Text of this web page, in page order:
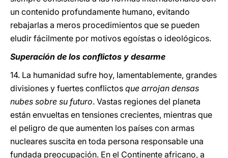
un contenido profundamente humano, evitando
rebajarlas a meros procedimientos que se pueden
eludir fácilmente por motivos egoístas o ideológicos.
Superación de los conflictos y desarme
14. La humanidad sufre hoy, lamentablemente, grandes
divisiones y fuertes conflictos que arrojan densas
nubes sobre su futuro. Vastas regiones del planeta
están envueltas en tensiones crecientes, mientras que
el peligro de que aumenten los países con armas
nucleares suscita en toda persona responsable una
fundada preocupación. En el Continente africano, a